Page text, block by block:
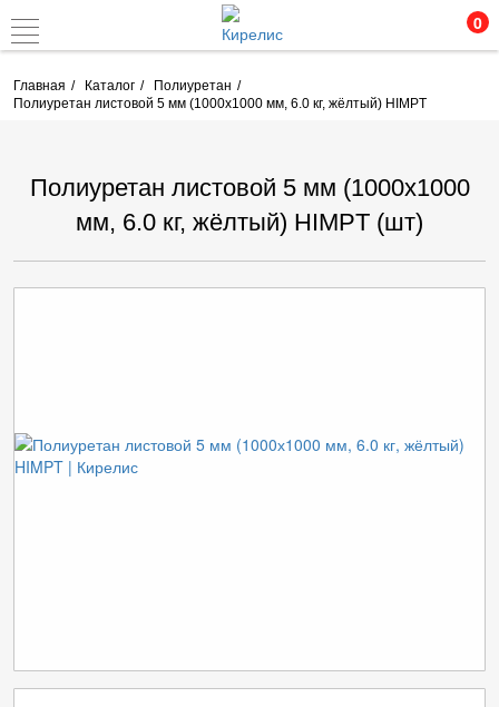
0
Главная Каталог
Полиуретан
Полиуретан листовой 5 мм (1000х1000 мм, 6.0 кг, жёлтый) HIMPT
Полиуретан листовой 5 мм (1000х1000
мм, 6.0 кг, жёлтый) HIMPT (шт)